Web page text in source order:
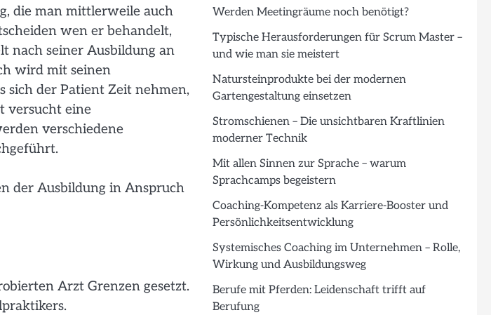
die man mittlerweile auch
wen er behandelt,
nach seiner Ausbildung an
wird mit seinen
sich der Patient Zeit nehmen,
versucht eine
verschiedene
der Ausbildung in Anspruch
Arzt Grenzen gesetzt.
Werden Meetingräume noch benötigt?
Typische Herausforderungen für Scrum Master –
und wie man sie meistert
Natursteinprodukte bei der modernen
Gartengestaltung einsetzen
Stromschienen – Die unsichtbaren Kraftlinien
moderner Technik
Mit allen Sinnen zur Sprache – warum
Sprachcamps begeistern
Coaching-Kompetenz als Karriere-Booster und
Persönlichkeitsentwicklung
Systemisches Coaching im Unternehmen – Rolle,
Wirkung und Ausbildungsweg
Berufe mit Pferden: Leidenschaft trifft auf
Berufung